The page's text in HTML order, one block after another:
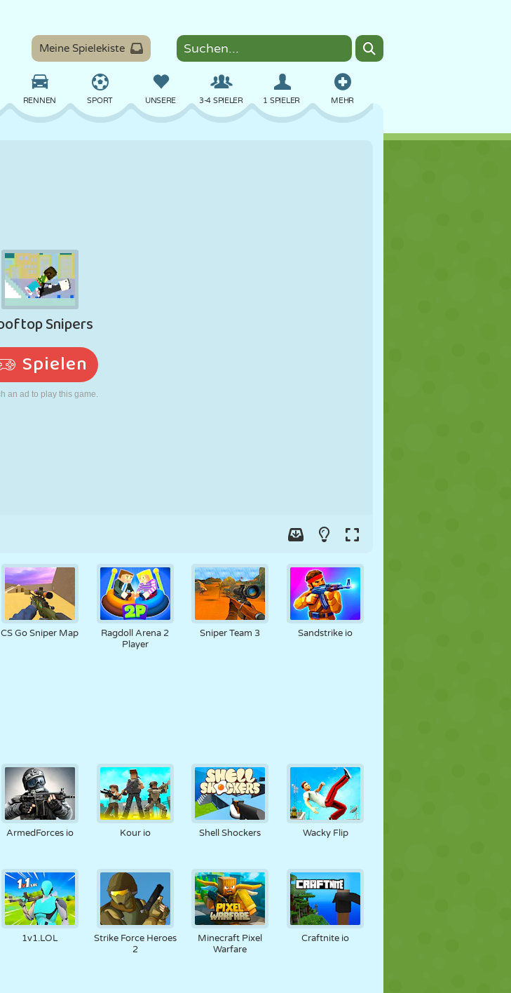
Meine Spielekiste
MEHR
RENNEN SPORT UNSERE 3-4 SPIELER 1 SPIELER
MONSTER
LAUFEN SCHULE
CS Go Sniper Map
Ragdoll Arena 2
Player
Sniper Team 3 Sandstrike io
ArmedForces io Kour io Shell Shockers Wacky Flip
1v1.LOL
Strike Force Heroes
2
Minecraft Pixel
Warfare
Craftnite io